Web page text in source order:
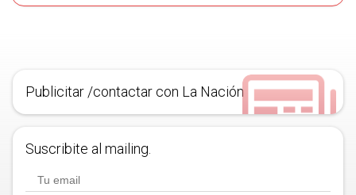
Publicitar /contactar con La Nación
Suscribite al mailing.